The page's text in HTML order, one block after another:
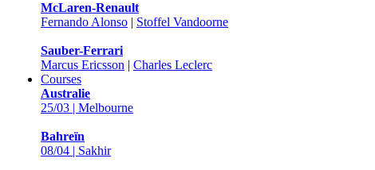
McLaren-Renault
Fernando Alonso | Stoffel Vandoorne
Sauber-Ferrari
Marcus Ericsson | Charles Leclerc
Courses
Australie
25/03 | Melbourne
Bahreïn
08/04 | Sakhir